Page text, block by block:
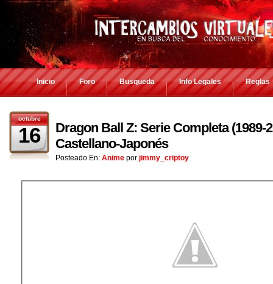
Inicio Foro Busqueda Info Legales Reglas
octubre
16
Dragon Ball Z: Serie Completa (1989-
Castellano-Japonés
Posteado En: Anime por jimmy_criptoy